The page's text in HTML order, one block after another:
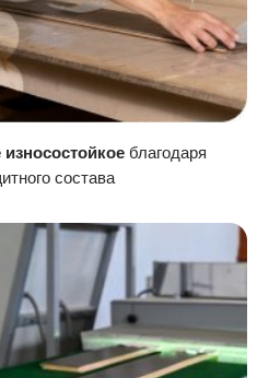
благодаря
состава